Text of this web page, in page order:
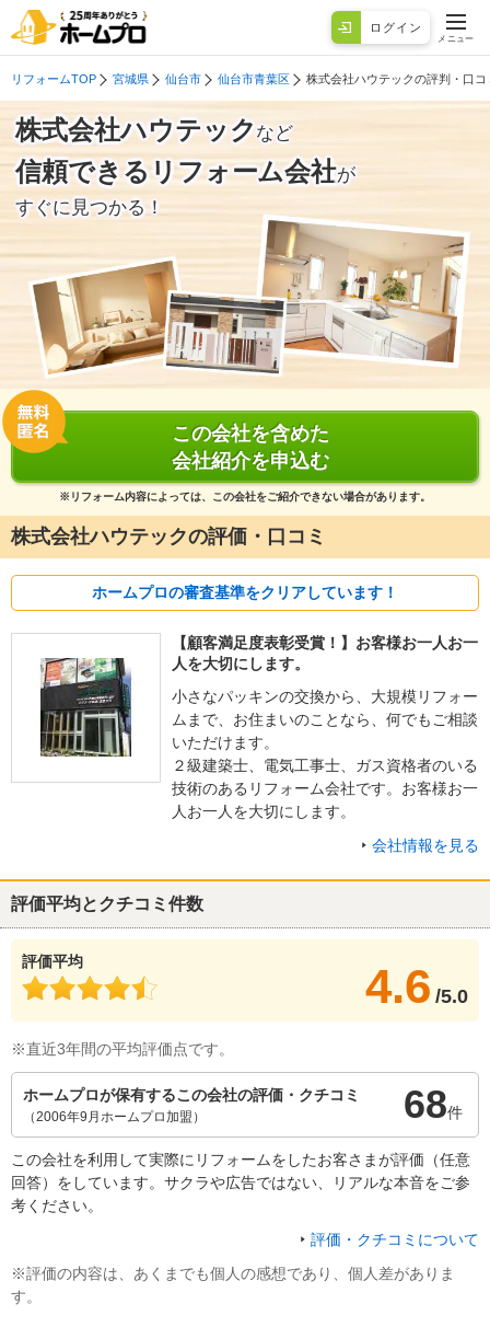
ログイン
メニュー
リフォームTOP 宮城県 仙台市 仙台市青葉区 株式会社ハウテックの評判・口コ
株式会社ハウテックなど
信頼できるリフォーム会社が
すぐに見つかる！
この会社を含めた
会社紹介を申込む
※リフォーム内容によっては、この会社をご紹介できない場合があります。
株式会社ハウテックの評価・口コミ
ホームプロの審査基準をクリアしています！
【顧客満足度表彰受賞！】お客様お一人お一
人を大切にします。
小さなパッキンの交換から、大規模リフォー
ムまで、お住まいのことなら、何でもご相談
いただけます。
２級建築士、電気工事士、ガス資格者のいる
技術のあるリフォーム会社です。お客様お一
人お一人を大切にします。
会社情報を見る
評価平均とクチコミ件数
評価平均 4.6 /5.0
※直近3年間の平均評価点です。
ホームプロが保有するこの会社の評価・クチコミ
（2006年9月ホームプロ加盟） 68件
この会社を利用して実際にリフォームをしたお客さまが評価（任意
回答）をしています。サクラや広告ではない、リアルな本音をご参
考ください。
評価・クチコミについて
※評価の内容は、あくまでも個人の感想であり、個人差がありま
す。